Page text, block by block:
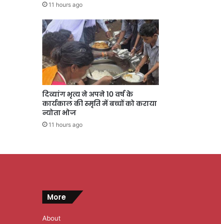
11 hours ago
दिव्यांग भृत्य ने अपने 10 वर्ष के
कार्यकाल की स्मृति में बच्चों को कराया
न्योता भोज
11 hours ago
More
About